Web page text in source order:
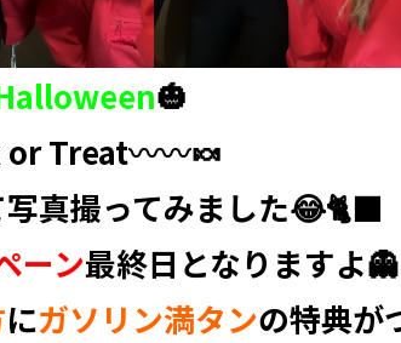
🎃
Treat〰️〰️🍬
真撮ってみました😂🐈‍⬛
ーン最終日となりますよ👻
にガソリン満タンの特典が